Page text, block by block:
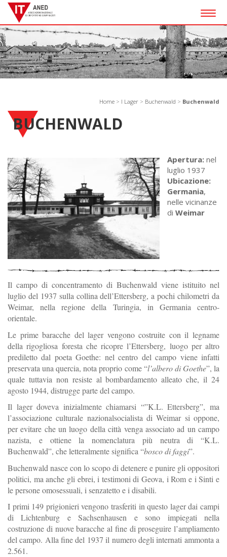
Home > I Lager > Buchenwald > Buchenwald
BUCHENWALD
Apertura: nel
luglio 1937
Ubicazione:
Germania,
nelle vicinanze
di Weimar
Il campo di concentramento di Buchenwald viene istituito nel
luglio del 1937 sulla collina dell’Ettersberg, a pochi chilometri da
Weimar, nella regione della Turingia, in Germania centro-
orientale.
Le prime baracche del lager vengono costruite con il legname
della rigogliosa foresta che ricopre l’Ettersberg, luogo per altro
prediletto dal poeta Goethe: nel centro del campo viene infatti
preservata una quercia, nota proprio come “l’albero di Goethe”, la
quale tuttavia non resiste al bombardamento alleato che, il 24
agosto 1944, distrugge parte del campo.
Il lager doveva inizialmente chiamarsi “”K.L. Ettersberg”, ma
l’associazione culturale nazionalsocialista di Weimar si oppone,
per evitare che un luogo della città venga associato ad un campo
nazista, e ottiene la nomenclatura più neutra di “K.L.
Buchenwald”, che letteralmente significa “bosco di faggi”.
Buchenwald nasce con lo scopo di detenere e punire gli oppositori
politici, ma anche gli ebrei, i testimoni di Geova, i Rom e i Sinti e
le persone omosessuali, i senzatetto e i disabili.
I primi 149 prigionieri vengono trasferiti in questo lager dai campi
di Lichtenburg e Sachsenhausen e sono impiegati nella
costruzione di nuove baracche al fine di proseguire l’ampliamento
del campo. Alla fine del 1937 il numero degli internati ammonta a
2.561.